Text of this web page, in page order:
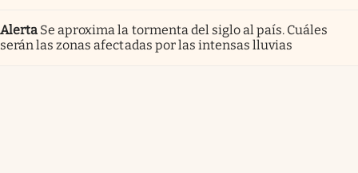
Alerta Se aproxima la tormenta del siglo al país. Cuáles
serán las zonas afectadas por las intensas lluvias